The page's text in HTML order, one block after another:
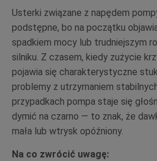
Usterki związane z napędem
podstępne, bo na początku
spadkiem mocy lub trudniejszym
silniku. Z czasem, kiedy zużycie
pojawia się charakterystyczne
problemy z utrzymaniem
przypadkach pompa staje się
dymić na czarno — to znak, że
mała lub wtrysk opóźniony.
Na co zwrócić uwagę: